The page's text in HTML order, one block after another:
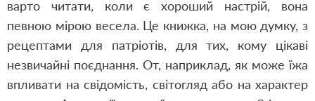
варто читати, коли є хороший настрій, вона
певною мірою весела. Це книжка, на мою думку, з
рецептами для патріотів, для тих, кому цікаві
незвичайні поєднання. От, наприклад, як може їжа
впливати на свідомість, світогляд або на характер